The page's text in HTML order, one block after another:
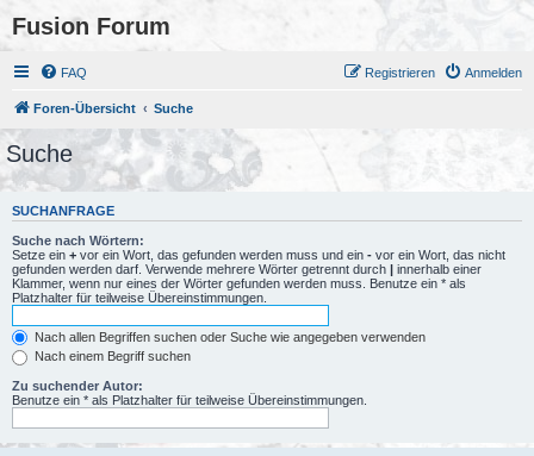
Fusion Forum
FAQ Anmelden
Registrieren
Foren-Übersicht Suche
Suche
SUCHANFRAGE
Suche nach Wörtern:
Setze ein + vor ein Wort, das gefunden werden muss und ein - vor ein Wort, das nicht
gefunden werden darf. Verwende mehrere Wörter getrennt durch | innerhalb einer
Klammer, wenn nur eines der Wörter gefunden werden muss. Benutze ein * als
Platzhalter für teilweise Übereinstimmungen.
Nach allen Begriffen suchen oder Suche wie angegeben verwenden
Nach einem Begriff suchen
Zu suchender Autor:
Benutze ein * als Platzhalter für teilweise Übereinstimmungen.